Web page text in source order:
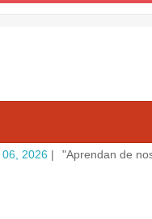
| "Aprendan de nosotros